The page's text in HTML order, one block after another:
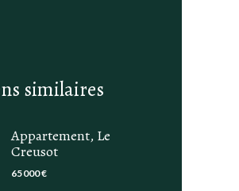
similaires
Appartement, Le
Creusot
65 000 €